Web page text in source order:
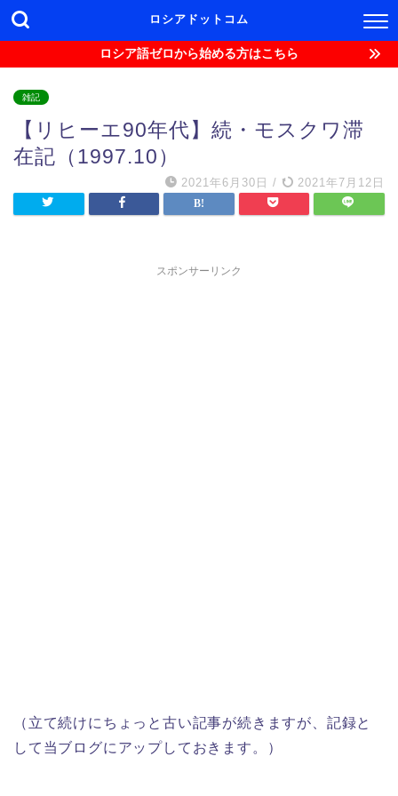
ロシアドットコム
ロシア語ゼロから始める方はこちら
雑記
【リヒーエ90年代】続・モスクワ滞
在記（1997.10）
2021年6月30日 / 2021年7月12日
スポンサーリンク
（立て続けにちょっと古い記事が続きますが、記録と
して当ブログにアップしておきます。）